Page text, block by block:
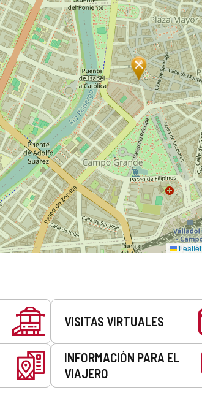
Leaflet
VISITAS VIRTUALES
INFORMACIÓN PARA EL
VIAJERO